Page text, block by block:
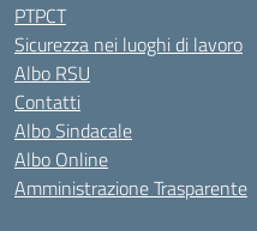
PTPCT
Sicurezza nei luoghi di lavoro
Albo RSU
Contatti
Albo Sindacale
Albo Online
Amministrazione Trasparente